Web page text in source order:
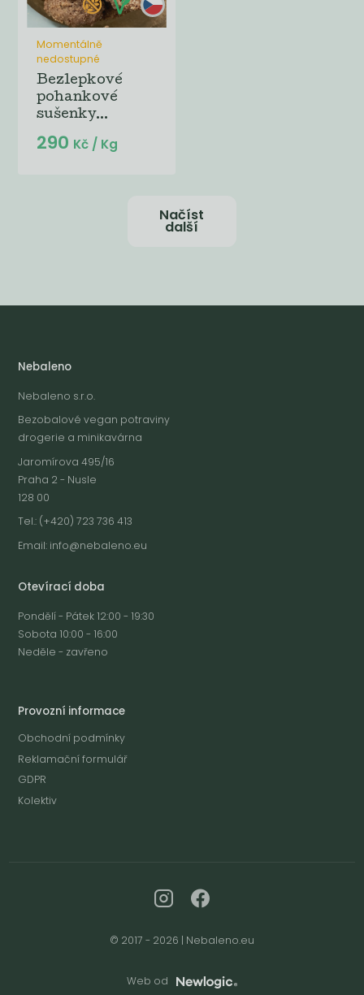
Momentálně
nedostupné
Bezlepkové
pohankové
sušenky...
290 Kč / Kg
Načíst
další
Nebaleno
Nebaleno s.r.o.
Bezobalové vegan potraviny
drogerie a minikavárna
Jaromírova 495/16
Praha 2 - Nusle
128 00
Tel.: (+420) 723 736 413
Email: info@nebaleno.eu
Otevírací doba
Pondělí - Pátek 12:00 - 19:30
Sobota 10:00 - 16:00
Neděle - zavřeno
Provozní informace
Obchodní podmínky
Reklamační formulář
GDPR
Kolektiv
© 2017 - 2026 | Nebaleno.eu
Web od